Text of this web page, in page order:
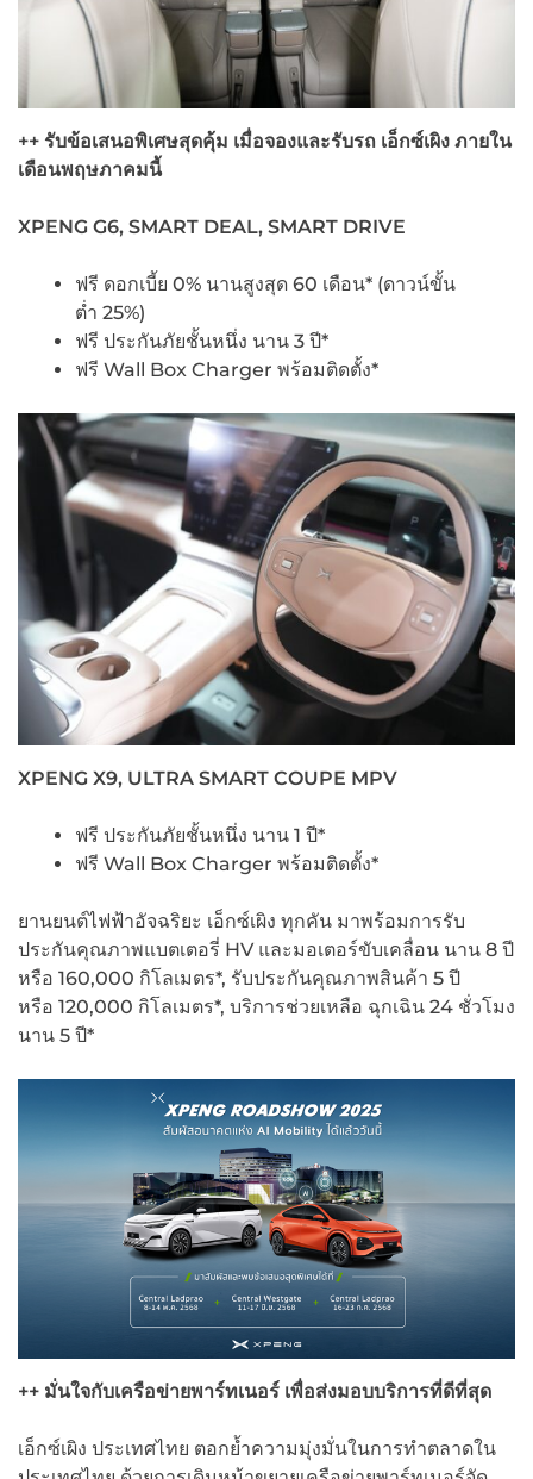
++ รับข้อเสนอพิเศษสุดคุ้ม เมื่อจองและรับรถ เอ็กซ์เผิง ภายใน
เดือนพฤษภาคมนี้
XPENG G6, SMART DEAL, SMART DRIVE
ฟรี ดอกเบี้ย 0% นานสูงสุด 60 เดือน* (ดาวน์ขั้น
ต่ำ 25%)
ฟรี ประกันภัยชั้นหนึ่ง นาน 3 ปี*
ฟรี Wall Box Charger พร้อมติดตั้ง*
XPENG X9, ULTRA SMART COUPE MPV
ฟรี ประกันภัยชั้นหนึ่ง นาน 1 ปี*
ฟรี Wall Box Charger พร้อมติดตั้ง*
ยานยนต์ไฟฟ้าอัจฉริยะ เอ็กซ์เผิง ทุกคัน มาพร้อมการรับ
ประกันคุณภาพแบตเตอรี่ HV และมอเตอร์ขับเคลื่อน นาน 8 ปี
หรือ 160,000 กิโลเมตร*, รับประกันคุณภาพสินค้า 5 ปี
หรือ 120,000 กิโลเมตร*, บริการช่วยเหลือ ฉุกเฉิน 24 ชั่วโมง
นาน 5 ปี*
++ มั่นใจกับเครือข่ายพาร์ทเนอร์ เพื่อส่งมอบบริการที่ดีที่สุด
เอ็กซ์เผิง ประเทศไทย ตอกย้ำความมุ่งมั่นในการทำตลาดใน